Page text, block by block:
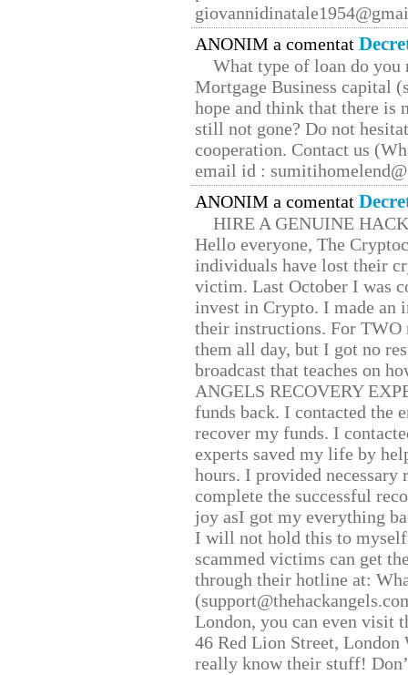
ANONIM a comentat
What type of loan do you
Mortgage Business capital
hope and think that there is
still not gone? Do not
cooperation. Contact us
email id :
ANONIM a comentat
HIRE A GENUINE
Hello everyone, The
individuals have lost their
victim. Last October I was
invest in Crypto. I made
their instructions. For TWO
them all day, but I got no
broadcast that teaches on
ANGELS RECOVERY
funds back. I contacted the
recover my funds. I
experts saved my life by
hours. I provided
complete the successful
joy asI got my everything
I will not hold this to
scammed victims can get
through their hotline at:
London, you can even visit
46 Red Lion Street, London
really know their stuff!